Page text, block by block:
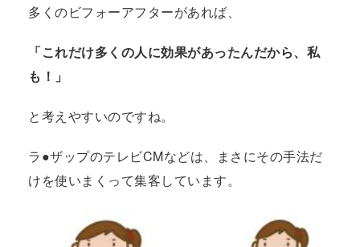
多くのビフォーアフターがあれば、
「これだけ多くの人に効果があったんだから、私
も！」
と考えやすいのですね。
ラ●ザップのテレビCMなどは、まさにその手法だ
けを使いまくって集客しています。